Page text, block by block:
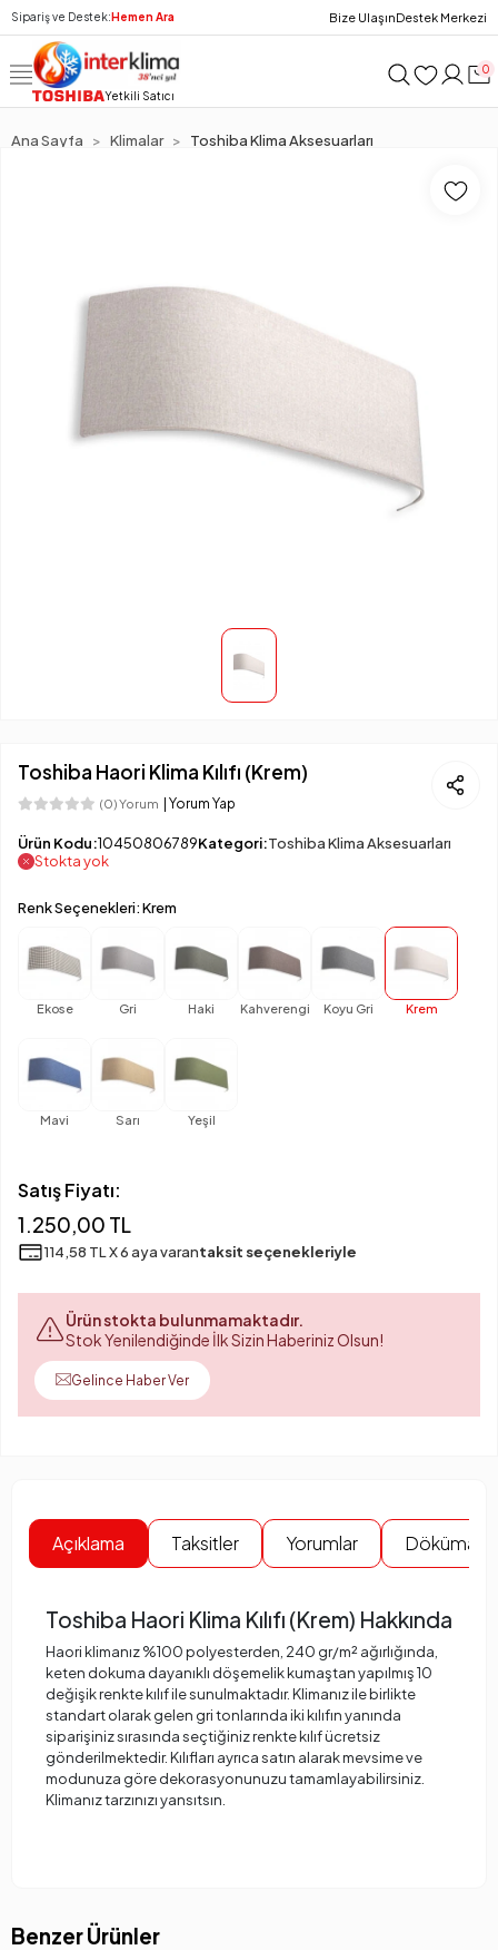
Sipariş ve Destek:Hemen Ara Bize UlaşınDestek Merkezi
Yetkili Satıcı
0
Ana Sayfa Klimalar Toshiba Klima Aksesuarları
Toshiba Haori Klima Kılıfı (Krem)
(0) Yorum | Yorum Yap
Ürün Kodu:10450806789Kategori:Toshiba Klima Aksesuarları
Stokta yok
Renk Seçenekleri: Krem
Ekose Gri Haki Kahverengi Koyu Gri Krem
Mavi Sarı Yeşil
Satış Fiyatı:
1.250,00 TL
114,58 TL X 6 aya varantaksit seçenekleriyle
Ürün stokta bulunmamaktadır.
Stok Yenilendiğinde İlk Sizin Haberiniz Olsun!
Gelince Haber Ver
Açıklama Taksitler Yorumlar
Toshiba Haori Klima Kılıfı (Krem) Hakkında
Haori klimanız %100 polyesterden, 240 gr/m² ağırlığında,
keten dokuma dayanıklı döşemelik kumaştan yapılmış 10
değişik renkte kılıf ile sunulmaktadır. Klimanız ile birlikte
standart olarak gelen gri tonlarında iki kılıfın yanında
siparişiniz sırasında seçtiğiniz renkte kılıf ücretsiz
gönderilmektedir. Kılıfları ayrıca satın alarak mevsime ve
modunuza göre dekorasyonunuzu tamamlayabilirsiniz.
Klimanız tarzınızı yansıtsın.
Benzer Ürünler